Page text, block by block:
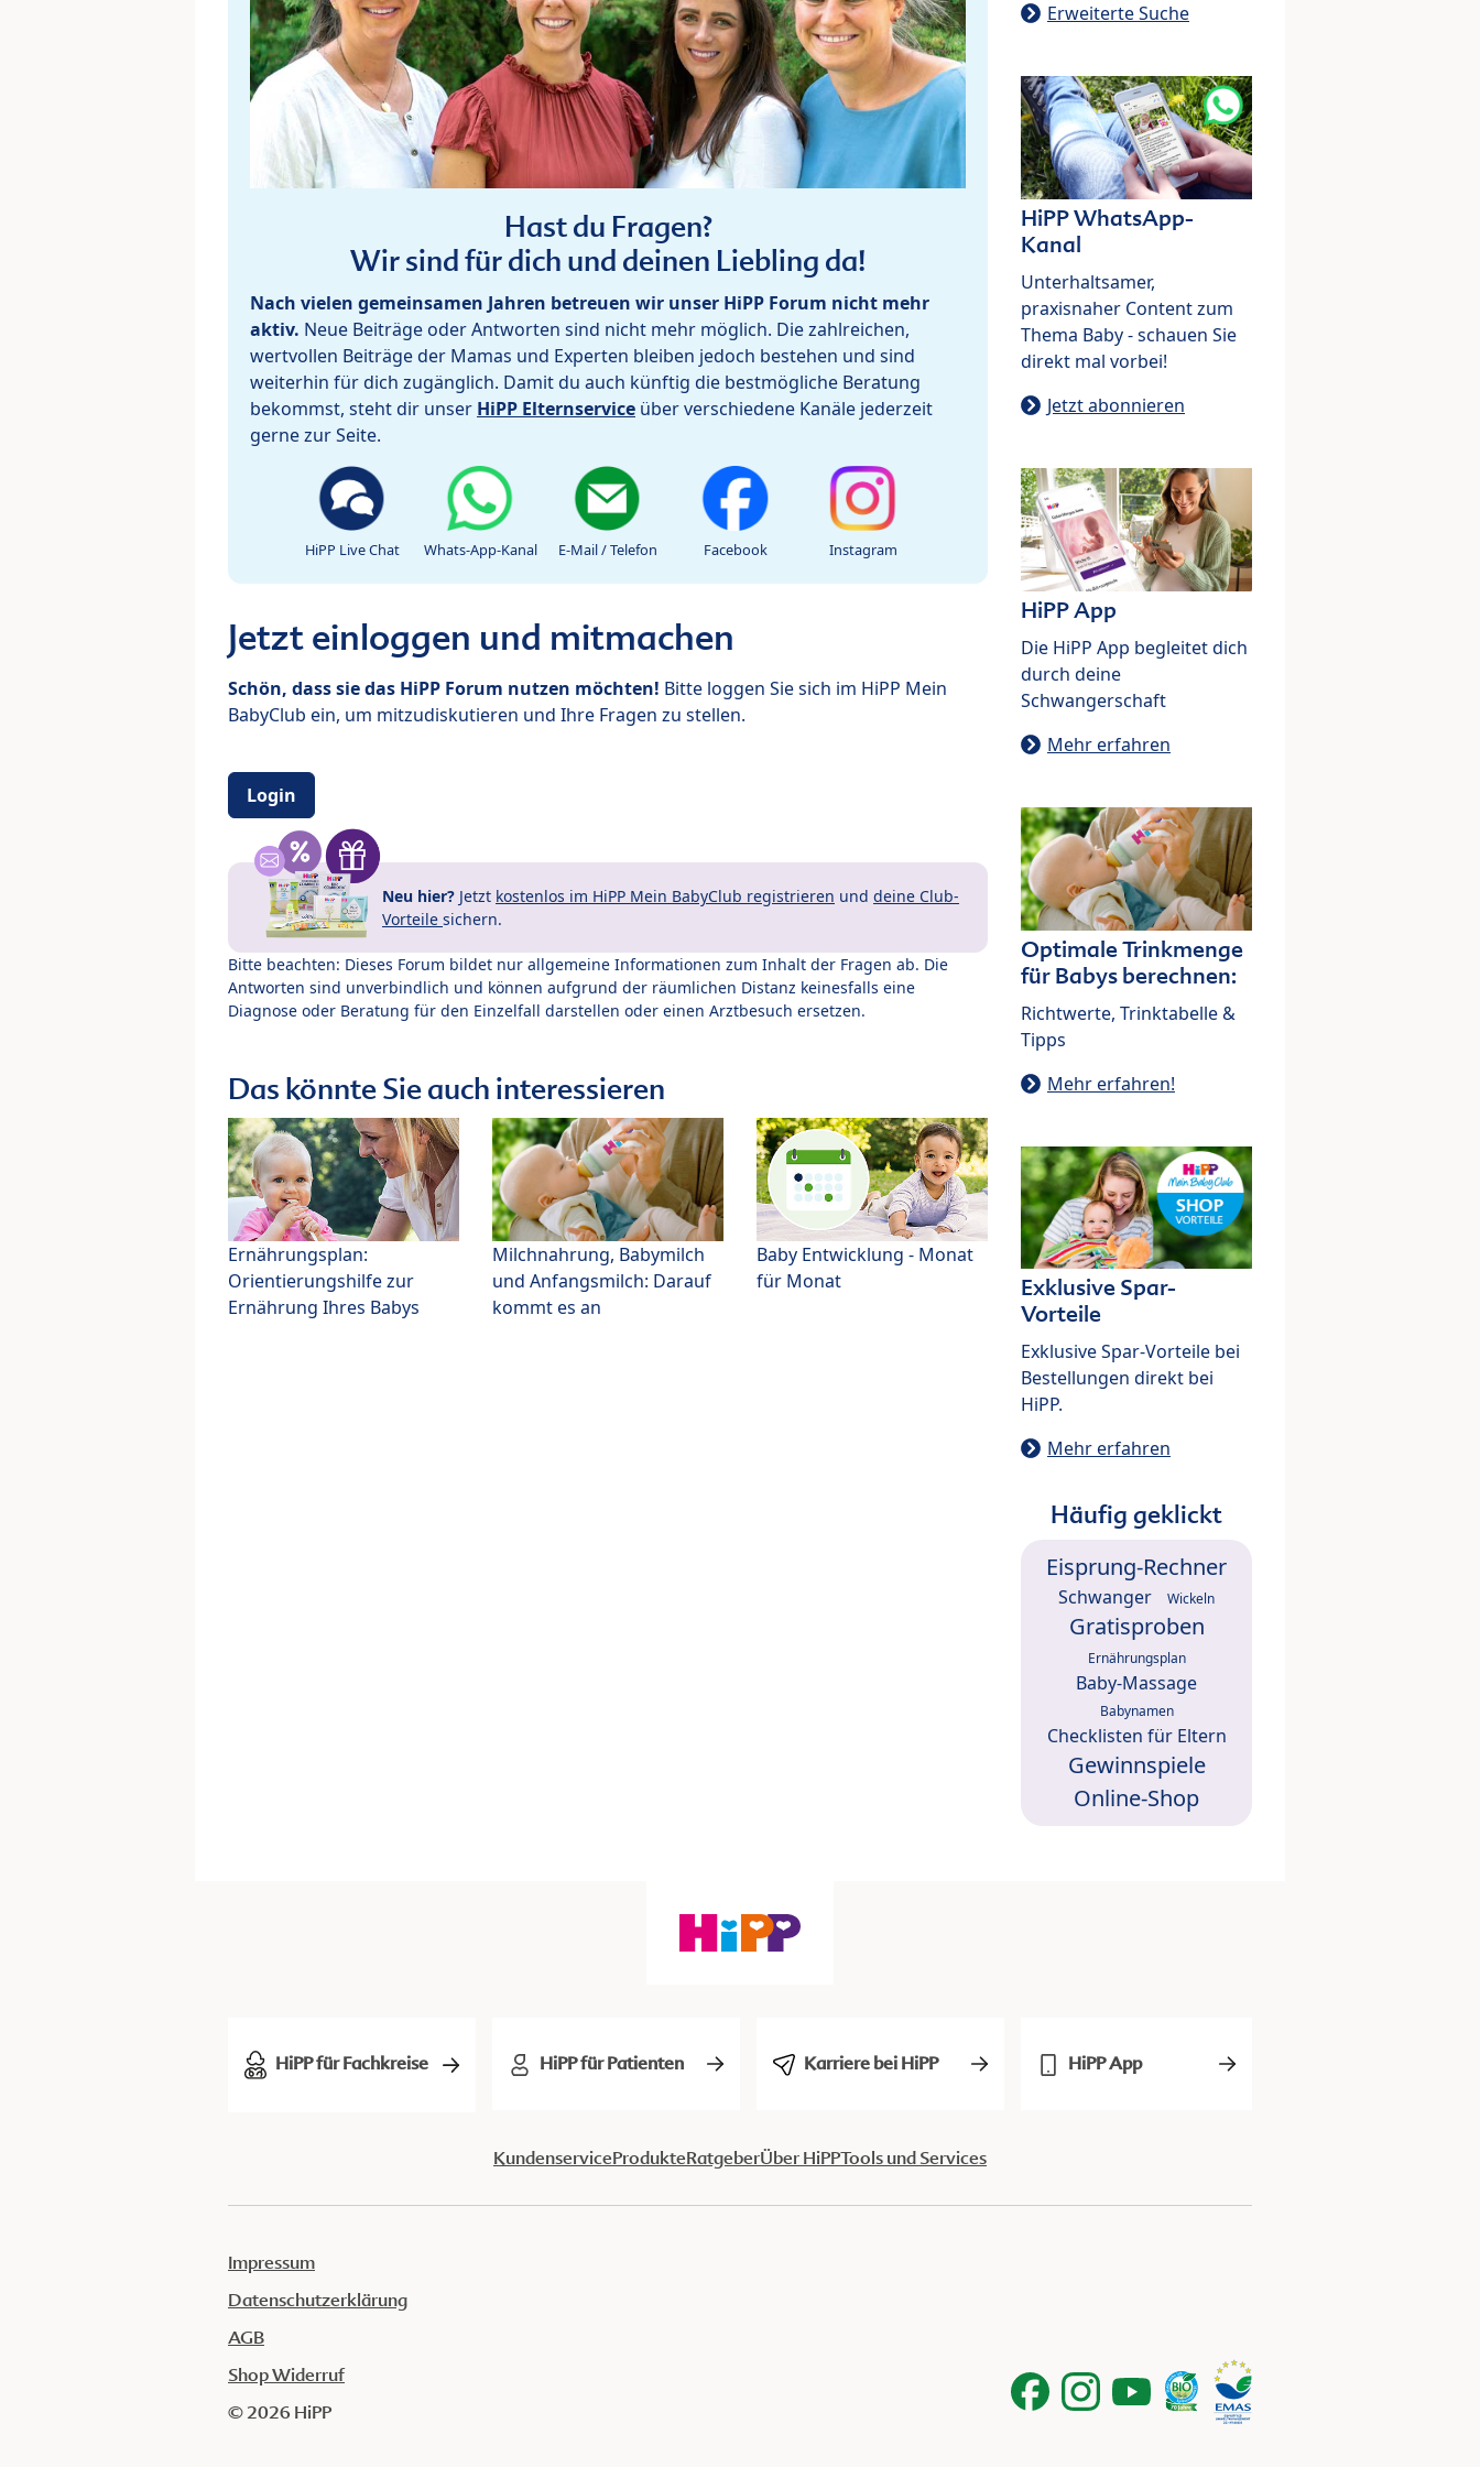
Hast du Fragen?
Wir sind für dich und deinen Liebling da!
Nach vielen gemeinsamen Jahren betreuen wir unser HiPP Forum nicht mehr
aktiv. Neue Beiträge oder Antworten sind nicht mehr möglich. Die zahlreichen,
wertvollen Beiträge der Mamas und Experten bleiben jedoch bestehen und sind
weiterhin für dich zugänglich. Damit du auch künftig die bestmögliche Beratung
bekommst, steht dir unser HiPP Elternservice über verschiedene Kanäle jederzeit
gerne zur Seite.
HiPP Live Chat Whats-App-Kanal E-Mail / Telefon Facebook Instagram
Jetzt einloggen und mitmachen
Schön, dass sie das HiPP Forum nutzen möchten! Bitte loggen Sie sich im HiPP Mein
BabyClub ein, um mitzudiskutieren und Ihre Fragen zu stellen.
Login
Neu hier? Jetzt kostenlos im HiPP Mein BabyClub registrieren und deine Club-
Vorteile sichern.
Bitte beachten: Dieses Forum bildet nur allgemeine Informationen zum Inhalt der Fragen ab. Die
Antworten sind unverbindlich und können aufgrund der räumlichen Distanz keinesfalls eine
Diagnose oder Beratung für den Einzelfall darstellen oder einen Arztbesuch ersetzen.
Das könnte Sie auch interessieren
Ernährungsplan:
Orientierungshilfe zur
Ernährung Ihres Babys
Milchnahrung, Babymilch
und Anfangsmilch: Darauf
kommt es an
Baby Entwicklung - Monat
für Monat
Erweiterte Suche
HiPP WhatsApp-
Kanal
Unterhaltsamer,
praxisnaher Content zum
Thema Baby - schauen Sie
direkt mal vorbei!
Jetzt abonnieren
HiPP App
Die HiPP App begleitet dich
durch deine
Schwangerschaft
Mehr erfahren
Optimale Trinkmenge
für Babys berechnen:
Richtwerte, Trinktabelle &
Tipps
Mehr erfahren!
Exklusive Spar-
Vorteile
Exklusive Spar-Vorteile bei
Bestellungen direkt bei
HiPP.
Mehr erfahren
Häufig geklickt
Eisprung-Rechner
Schwanger Wickeln
Gratisproben
Ernährungsplan
Baby-Massage
Babynamen
Checklisten für Eltern
Gewinnspiele
Online-Shop
HiPP für Fachkreise HiPP für Patienten Karriere bei HiPP HiPP App
KundenserviceProdukteRatgeberÜber HiPPTools und Services
Impressum
Datenschutzerklärung
AGB
Shop Widerruf
© 2026 HiPP